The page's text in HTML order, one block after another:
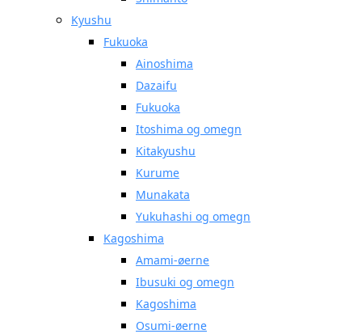
Kyushu
Fukuoka
Ainoshima
Dazaifu
Fukuoka
Itoshima og omegn
Kitakyushu
Kurume
Munakata
Yukuhashi og omegn
Kagoshima
Amami-øerne
Ibusuki og omegn
Kagoshima
Osumi-øerne